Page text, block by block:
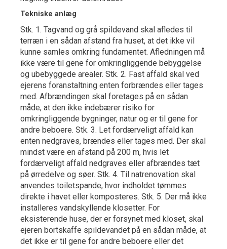
Tekniske anlæg
Stk. 1. Tagvand og grå spildevand skal afledes til
terræn i en sådan afstand fra huset, at det ikke vil
kunne samles omkring fundamentet. Afledningen må
ikke være til gene for omkringliggende bebyggelse
og ubebyggede arealer. Stk. 2. Fast affald skal ved
ejerens foranstaltning enten forbrændes eller tages
med. Afbrændingen skal foretages på en sådan
måde, at den ikke indebærer risiko for
omkringliggende bygninger, natur og er til gene for
andre beboere. Stk. 3. Let fordærveligt affald kan
enten nedgraves, brændes eller tages med. Der skal
mindst være en afstand på 200 m, hvis let
fordærveligt affald nedgraves eller afbrændes tæt
på ørredelve og søer. Stk. 4. Til natrenovation skal
anvendes toiletspande, hvor indholdet tømmes
direkte i havet eller komposteres. Stk. 5. Der må ikke
installeres vandskyllende klosetter. For
eksisterende huse, der er forsynet med kloset, skal
ejeren bortskaffe spildevandet på en sådan måde, at
det ikke er til gene for andre beboere eller det